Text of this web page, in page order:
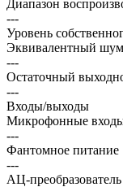
Диапазон
---
Уровень
Эквивалентный шум
---
Остаточный
---
Входы/выходы
Микрофонные
---
Фантомное питание
---
АЦ-преобразователь